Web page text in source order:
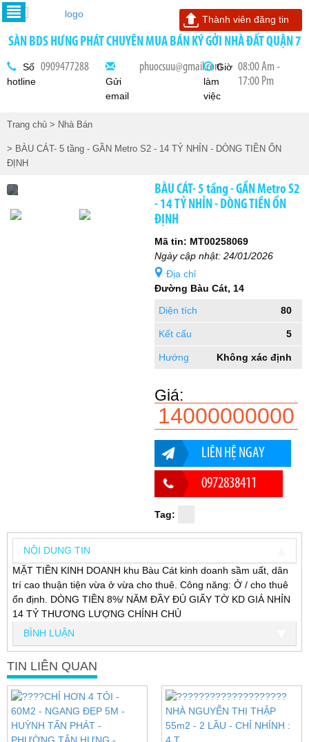
SÀN BDS HƯNG PHÁT CHUYÊN MUA BÁN KÝ GỞI NHÀ ĐẤT QUẬN 7
Số
hotline
0909477288
Gửi
email
phuocsuu@gmail.comGiờ
làm
việc
08:00 Am -
17:00 Pm
Thành viên đăng tin
Trang chủ > Nhà Bán
> BÀU CÁT- 5 tầng - GẦN Metro S2 - 14 TỶ NHỈN - DÒNG TIỀN ỔN
ĐỊNH
BÀU CÁT- 5 tầng - GẦN Metro S2
- 14 TỶ NHỈN - DÒNG TIỀN ỔN
ĐỊNH
Mã tin: MT00258069
Ngày cập nhật: 24/01/2026
Địa chỉ
Đường Bàu Cát, 14
Diện tích
80
Kết cấu 5
Hướng Không xác định
Giá:
14000000000
LIÊN HỆ NGAY
0972838411
Tag:
NỘI DUNG TIN
MẶT TIỀN KINH DOANH khu Bàu Cát kinh doanh sầm uất, dân
trí cao thuận tiện vừa ở vừa cho thuê. Công năng: Ở / cho thuê
ổn định. DÒNG TIỀN 8%/ NĂM ĐẦY ĐỦ GIẤY TỜ KD GIÁ NHỈN
14 TỶ THƯƠNG LƯỢNG CHÍNH CHỦ
BÌNH LUẬN
TIN LIÊN QUAN